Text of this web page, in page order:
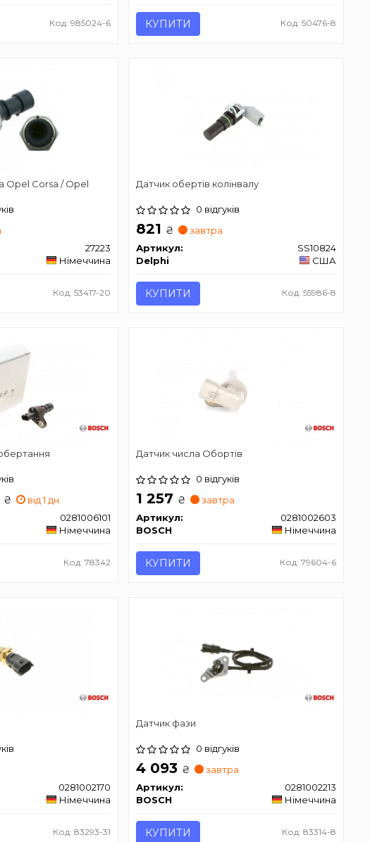
Код: 985024-6 КУПИТИ Код: 50476-8
Opel Corsa / Opel
27223
Німеччина
Код: 53417-20
Датчик обертів колінвалу
0 відгуків
821 ₴
завтра
Артикул:
SS10824
Delphi
США
КУПИТИ Код: 55986-8
₴
від 1 дн.
0281006101
Німеччина
Код: 78342
Датчик числа Обортів
0 відгуків
1 257 ₴
завтра
Артикул:
0281002603
BOSCH
Німеччина
КУПИТИ Код: 79604-6
0281002170
Німеччина
Код: 83293-31
Датчик фази
0 відгуків
4 093 ₴
завтра
Артикул:
0281002213
BOSCH
Німеччина
КУПИТИ Код: 83314-8